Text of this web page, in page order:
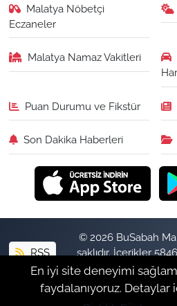
Malatya Nöbetçi
Eczaneler
Malatya Namaz Vakitleri
Puan Durumu ve Fikstür
Son Dakika Haberleri
RSS
© 2026 BuSabah
saklıdır. İçerikler
izinsiz
En iyi site deneyimi
faydalanıyoruz. Detaylar